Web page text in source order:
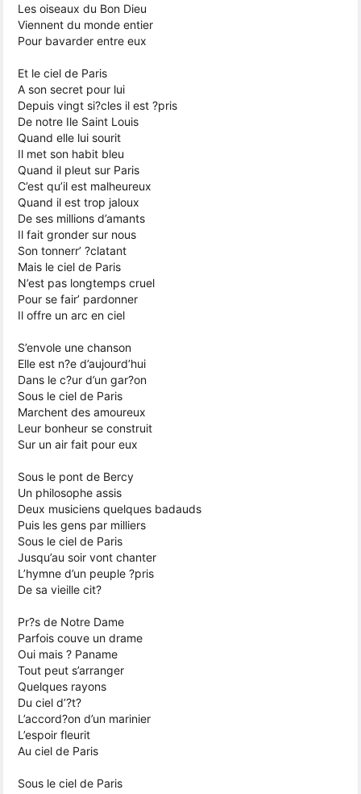
Les oiseaux du Bon Dieu
Viennent du monde entier
Pour bavarder entre eux
Et le ciel de Paris
A son secret pour lui
Depuis vingt si?cles il est ?pris
De notre Ile Saint Louis
Quand elle lui sourit
Il met son habit bleu
Quand il pleut sur Paris
C’est qu’il est malheureux
Quand il est trop jaloux
De ses millions d’amants
Il fait gronder sur nous
Son tonnerr’ ?clatant
Mais le ciel de Paris
N’est pas longtemps cruel
Pour se fair’ pardonner
Il offre un arc en ciel
S’envole une chanson
Elle est n?e d’aujourd’hui
Dans le c?ur d’un gar?on
Sous le ciel de Paris
Marchent des amoureux
Leur bonheur se construit
Sur un air fait pour eux
Sous le pont de Bercy
Un philosophe assis
Deux musiciens quelques badauds
Puis les gens par milliers
Sous le ciel de Paris
Jusqu’au soir vont chanter
L’hymne d’un peuple ?pris
De sa vieille cit?
Pr?s de Notre Dame
Parfois couve un drame
Oui mais ? Paname
Tout peut s’arranger
Quelques rayons
Du ciel d’?t?
L’accord?on d’un marinier
L’espoir fleurit
Au ciel de Paris
Sous le ciel de Paris